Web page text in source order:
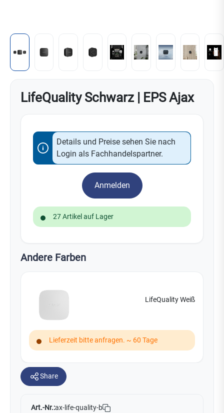
LifeQuality Schwarz | EPS Ajax
Details und Preise sehen Sie nach
Login als Fachhandelspartner.
Anmelden
27 Artikel auf Lager
Andere Farben
LifeQuality Weiß
Lieferzeit bitte anfragen. ~ 60 Tage
Share
Art.-Nr.:ax-life-quality-b